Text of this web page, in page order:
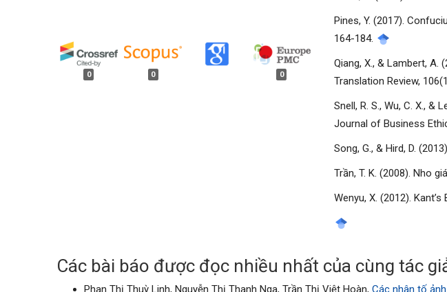
0 0 0
Pines, Y. (2017).
164-184.
Qiang, X., & Lambert, A.
Translation Review,
Snell, R. S., Wu, C. X.,
Journal of Business
Song, G., & Hird, D.
Trần, T. K. (2008). Nho
Wenyu, X. (2012).
Các bài báo được đọc nhiều nhất của cùng tác
Phan Thị Thuỳ Linh, Nguyễn Thị Thanh Nga, Trần Thị Việt Hoàn,Các nhân tố